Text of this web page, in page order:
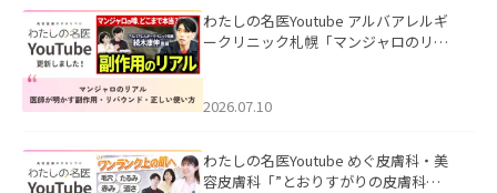
わたしの名医Youtube アルバアレルギ
ークリニック札幌「マンジャロのリア
た。
2026.07.10
わたしの名医Youtube めぐ皮膚科・美
容皮膚科「”とおりすがりの皮膚科